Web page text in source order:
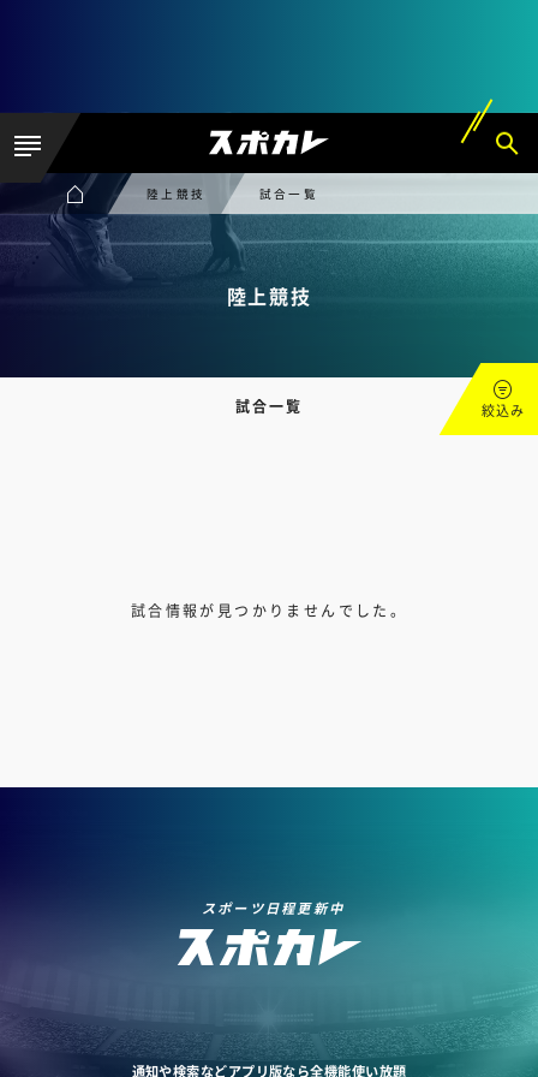
陸上競技 試合一覧
陸上競技
試合一覧 絞込み
試合情報が見つかりませんでした。
スポーツ日程更新中
通知や検索などアプリ版なら全機能使い放題